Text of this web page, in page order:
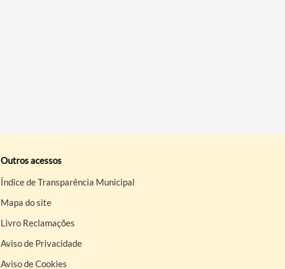
Outros acessos
Índice de Transparência Municipal
Mapa do site
Livro Reclamações
Aviso de Privacidade
Aviso de Cookies